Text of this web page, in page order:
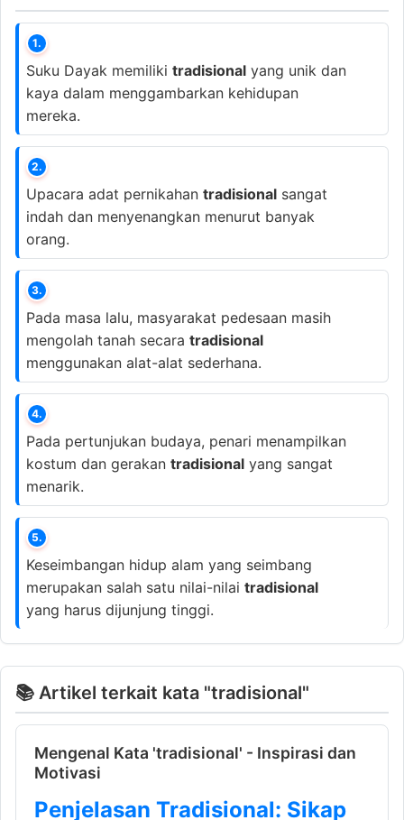
1.
Suku Dayak memiliki tradisional yang unik dan
kaya dalam menggambarkan kehidupan
mereka.
2.
Upacara adat pernikahan tradisional sangat
indah dan menyenangkan menurut banyak
orang.
3.
Pada masa lalu, masyarakat pedesaan masih
mengolah tanah secara tradisional
menggunakan alat-alat sederhana.
4.
Pada pertunjukan budaya, penari menampilkan
kostum dan gerakan tradisional yang sangat
menarik.
5.
Keseimbangan hidup alam yang seimbang
merupakan salah satu nilai-nilai tradisional
yang harus dijunjung tinggi.
📚 Artikel terkait kata "tradisional"
Mengenal Kata 'tradisional' - Inspirasi dan
Motivasi
Penjelasan Tradisional: Sikap